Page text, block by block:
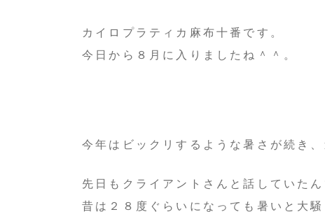
カイロプラティカ麻布十番です。
今日から８月に入りましたね＾＾。
今年はビックリするような暑さが続き
先日もクライアントさんと話していたん
昔は２８度ぐらいになっても暑いと大